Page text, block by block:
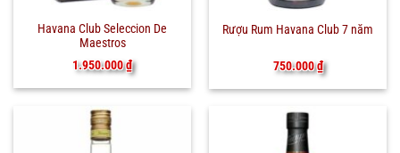
Havana Club Seleccion De
Maestros
1.950.000₫
Rượu Rum Havana Club 7 năm
750.000₫